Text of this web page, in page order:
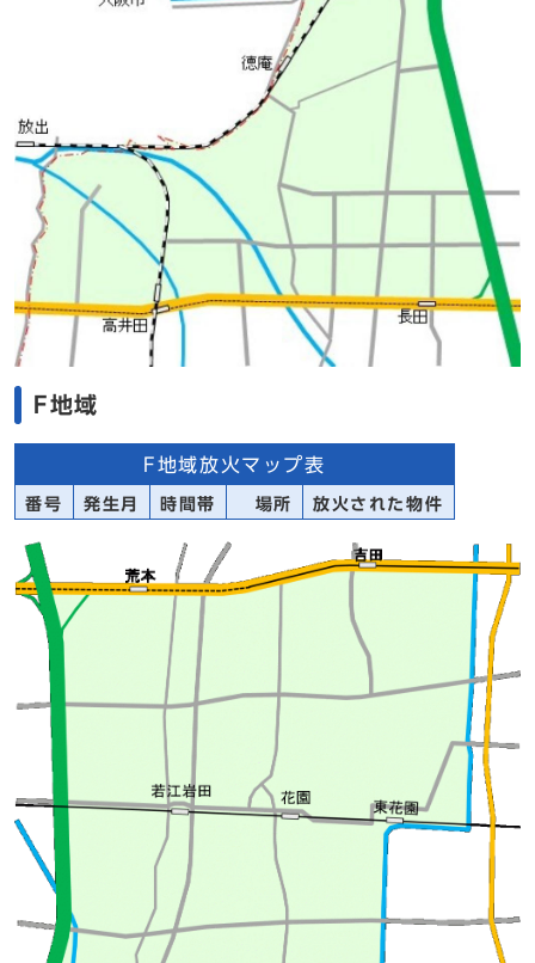
F地域
F地域放火マップ表
番号 発生月 時間帯 場所 放火された物件